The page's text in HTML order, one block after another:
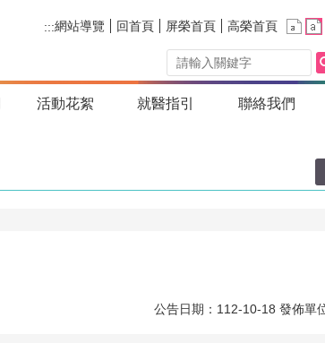
:::網站導覽 回首頁 屏榮首頁 高榮首頁
活動花絮 就醫指引 聯絡我們
公告日期：112-10-18 發佈單